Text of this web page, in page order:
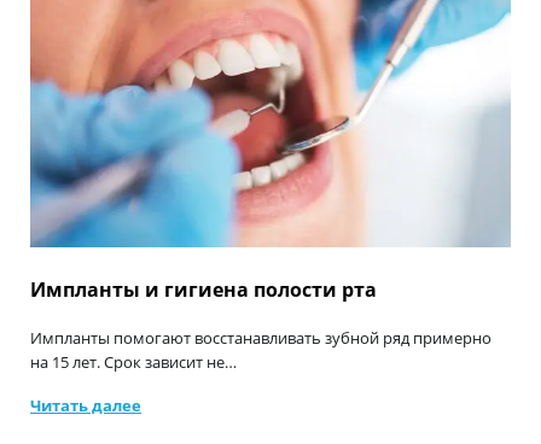
Импланты и гигиена полости рта
Импланты помогают восстанавливать зубной ряд примерно
на 15 лет. Срок зависит не…
Читать далее